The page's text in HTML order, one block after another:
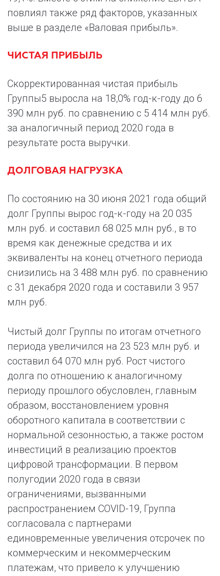
повлиял также ряд факторов, указанных
выше в разделе «Валовая прибыль».
ЧИСТАЯ ПРИБЫЛЬ
Скорректированная чистая прибыль
Группы5 выросла на 18,0% год-к-году до 6
390 млн руб. по сравнению с 5 414 млн руб.
за аналогичный период 2020 года в
результате роста выручки.
ДОЛГОВАЯ НАГРУЗКА
По состоянию на 30 июня 2021 года общий
долг Группы вырос год-к-году на 20 035
млн руб. и составил 68 025 млн руб., в то
время как денежные средства и их
эквиваленты на конец отчетного периода
снизились на 3 488 млн руб. по сравнению
с 31 декабря 2020 года и составили 3 957
млн руб.
Чистый долг Группы по итогам отчетного
периода увеличился на 23 523 млн руб. и
составил 64 070 млн руб. Рост чистого
долга по отношению к аналогичному
периоду прошлого обусловлен, главным
образом, восстановлением уровня
оборотного капитала в соответствии с
нормальной сезонностью, а также ростом
инвестиций в реализацию проектов
цифровой трансформации. В первом
полугодии 2020 года в связи
ограничениями, вызванными
распространением COVID-19, Группа
согласовала с партнерами
единовременные увеличения отсрочек по
коммерческим и некоммерческим
платежам, что привело к улучшению